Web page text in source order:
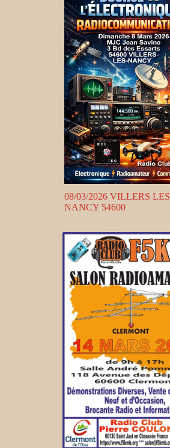
08/03/2026 VILLERS LES
NANCY 54600